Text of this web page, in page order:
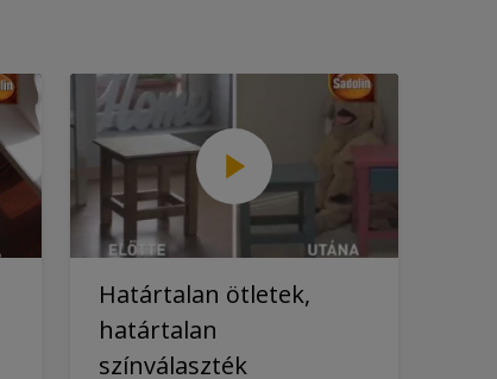
Határtalan ötletek,
határtalan
színválaszték